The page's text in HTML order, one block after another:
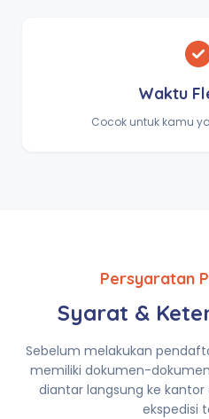
Waktu
Cocok untuk kamu
Persyaratan
Syarat &
Sebelum melakukan
memiliki dokumen-
diantar langsung ke
ekspedisi